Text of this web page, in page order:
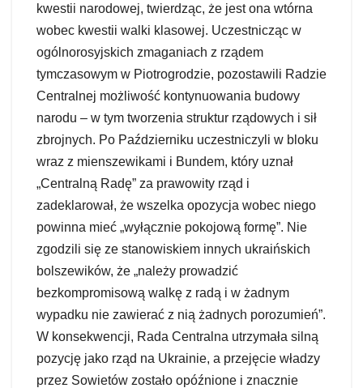
kwestii narodowej, twierdząc, że jest ona wtórna
wobec kwestii walki klasowej. Uczestnicząc w
ogólnorosyjskich zmaganiach z rządem
tymczasowym w Piotrogrodzie, pozostawili Radzie
Centralnej możliwość kontynuowania budowy
narodu – w tym tworzenia struktur rządowych i sił
zbrojnych. Po Październiku uczestniczyli w bloku
wraz z mienszewikami i Bundem, który uznał
„Centralną Radę” za prawowity rząd i
zadeklarował, że wszelka opozycja wobec niego
powinna mieć „wyłącznie pokojową formę”. Nie
zgodzili się ze stanowiskiem innych ukraińskich
bolszewików, że „należy prowadzić
bezkompromisową walkę z radą i w żadnym
wypadku nie zawierać z nią żadnych porozumień”.
W konsekwencji, Rada Centralna utrzymała silną
pozycję jako rząd na Ukrainie, a przejęcie władzy
przez Sowietów zostało opóźnione i znacznie